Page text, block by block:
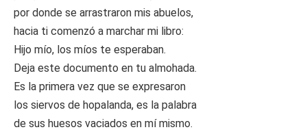
por donde se arrastraron mis abuelos,
hacia ti comenzó a marchar mi libro:
Hijo mío, los míos te esperaban.
Deja este documento en tu almohada.
Es la primera vez que se expresaron
los siervos de hopalanda, es la palabra
de sus huesos vaciados en mí mismo.